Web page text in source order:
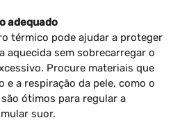
adequado
térmico pode ajudar a proteger
aquecida sem sobrecarregar o
Procure materiais que
e a respiração da pele, como o
ótimos para regular a
suor.